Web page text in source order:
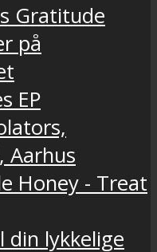
Gratitude
på
EP
Aarhus
Honey - Treat
din lykkelige